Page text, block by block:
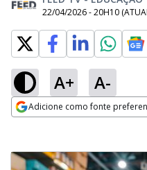
22/04/2026 - 20H10
A+ A-
Adicione como fonte